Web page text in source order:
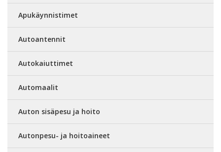
Apukäynnistimet
Autoantennit
Autokaiuttimet
Automaalit
Auton sisäpesu ja hoito
Autonpesu- ja hoitoaineet